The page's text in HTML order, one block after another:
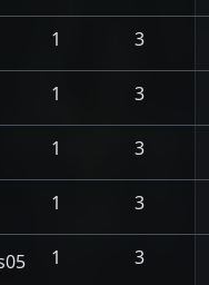
1 3
1 3
1 3
1 3
1 3